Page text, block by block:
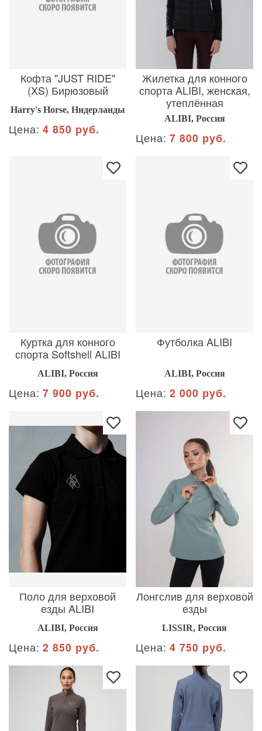
Кофта "JUST RIDE"
(XS) Бирюзовый
Harry's Horse, Нидерланды
Цена: 4 850 руб.
Жилетка для конного
спорта ALIBI, женская,
утеплённая
ALIBI, Россия
Цена: 7 800 руб.
Куртка для конного
спорта Softshell ALIBI
ALIBI, Россия
Цена: 7 900 руб.
Футболка ALIBI
ALIBI, Россия
Цена: 2 000 руб.
Поло для верховой
езды ALIBI
ALIBI, Россия
Цена: 2 850 руб.
Лонгслив для верховой
езды
LISSIR, Россия
Цена: 4 750 руб.